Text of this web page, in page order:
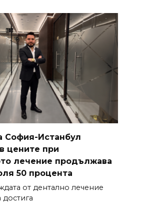
София-Истанбул
цените при
лечение продължава
50 процента
от дентално лечение
достига